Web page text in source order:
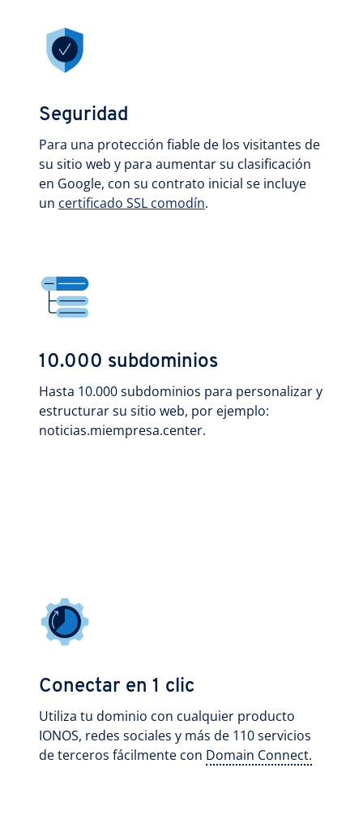
Seguridad
Para una protección fiable de los visitantes de
su sitio web y para aumentar su clasificación
en Google, con su contrato inicial se incluye
un certificado SSL comodín.
10.000 subdominios
Hasta 10.000 subdominios para personalizar y
estructurar su sitio web, por ejemplo:
noticias.miempresa.center.
Conectar en 1 clic
Utiliza tu dominio con cualquier producto
IONOS, redes sociales y más de 110 servicios
de terceros fácilmente con Domain Connect.